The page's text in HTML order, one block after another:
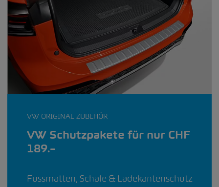
VW ORIGINAL ZUBEHÖR
VW Schutzpakete für nur CHF
189.–
Fussmatten, Schale & Ladekantenschutz